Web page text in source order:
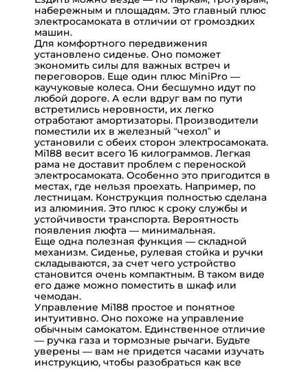
набережным и площадям. Это главный плюс
электросамоката в отличии от громоздких
машин.
Для комфортного передвижения
установлено сиденье. Оно поможет
экономить силы для важных встреч и
переговоров. Еще один плюс MiniPro —
каучуковые колеса. Они бесшумно идут по
любой дороге. А если вдруг вам по пути
встретились неровности, их легко
отработают амортизаторы. Производители
поместили их в железный “чехол” и
установили с обеих сторон электросамоката.
Mi188 весит всего 16 килограммов. Легкая
рама не доставит проблем с переноской
электросамоката. Особенно это пригодится в
местах, где нельзя проехать. Например, по
лестницам. Конструкция полностью сделана
из алюминия. Это плюс к сроку службы и
устойчивости транспорта. Вероятность
появления люфта — минимальная.
Еще одна полезная функция — складной
механизм. Сиденье, рулевая стойка и ручки
складываются, за счет чего устройство
становится очень компактным. В таком виде
его даже можно поместить в шкаф или
чемодан.
Управление Mi188 простое и понятное
интуитивно. Оно похоже на управление
обычным самокатом. Единственное отличие
— ручка газа и тормозные рычаги. Будьте
уверены — вам не придется часами изучать
инструкцию, чтобы разобраться как все